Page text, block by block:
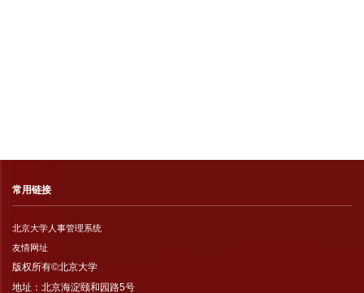
常用链接
北京大学人事管理系统
友情网址
版权所有©北京大学
地址：北京海淀颐和园路5号